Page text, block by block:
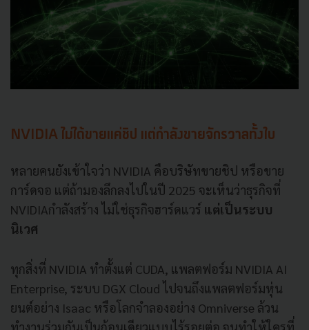
NVIDIA ไม่ได้ขายแค่ชิป แต่กำลังขายจักรวาลทั้งใบ
หลายคนยังเข้าใจว่า NVIDIA คือบริษัทขายชิป หรือขาย
การ์ดจอ แต่ถ้ามองลึกลงไปในปี 2025 จะเห็นว่าธุรกิจที่
NVIDIAกำลังสร้าง ไม่ใช่ธุรกิจฮาร์ดแวร์ แต่เป็นระบบ
นิเวศ
ทุกสิ่งที่ NVIDIA ทำตั้งแต่ CUDA, แพลตฟอร์ม NVIDIA AI
Enterprise, ระบบ DGX Cloud ไปจนถึงแพลตฟอร์มหุ่น
ยนต์อย่าง Isaac หรือโลกจำลองอย่าง Omniverse ล้วน
ทำงานร่วมกันเป็นก้อนเดียวแบบไร้รอยต่อ จนทำให้ใครที่